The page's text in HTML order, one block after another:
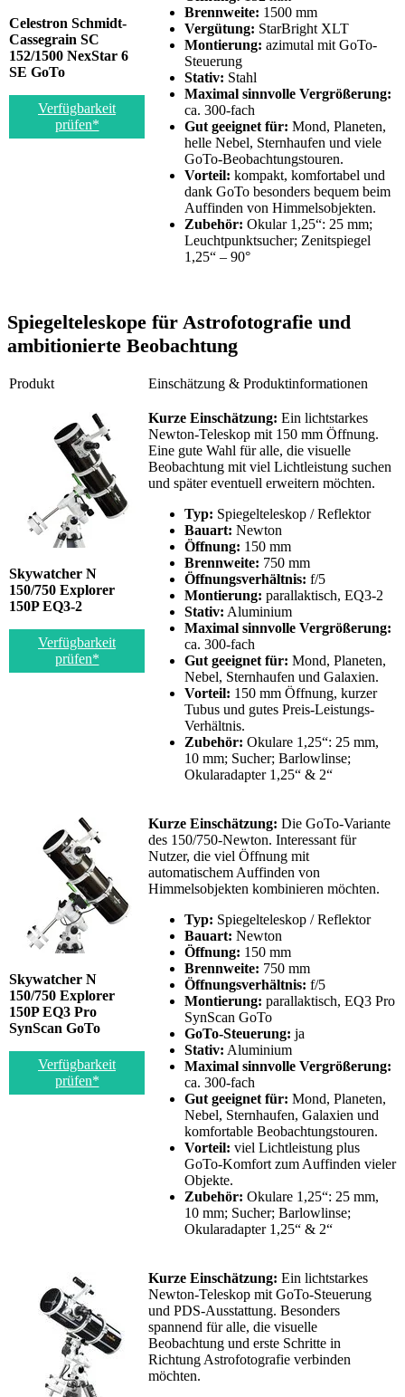
Celestron Schmidt-
Cassegrain SC
152/1500 NexStar 6
SE GoTo
Verfügbarkeit
prüfen*
Brennweite: 1500 mm
Vergütung: StarBright XLT
Montierung: azimutal mit GoTo-
Steuerung
Stativ: Stahl
Maximal sinnvolle Vergrößerung:
ca. 300-fach
Gut geeignet für: Mond, Planeten,
helle Nebel, Sternhaufen und viele
GoTo-Beobachtungstouren.
Vorteil: kompakt, komfortabel und
dank GoTo besonders bequem beim
Auffinden von Himmelsobjekten.
Zubehör: Okular 1,25“: 25 mm;
Leuchtpunktsucher; Zenitspiegel
1,25“ – 90°
Spiegelteleskope für Astrofotografie und
ambitionierte Beobachtung
Produkt Einschätzung & Produktinformationen
Skywatcher N
150/750 Explorer
150P EQ3-2
Verfügbarkeit
prüfen*
Kurze Einschätzung: Ein lichtstarkes
Newton-Teleskop mit 150 mm Öffnung.
Eine gute Wahl für alle, die visuelle
Beobachtung mit viel Lichtleistung suchen
und später eventuell erweitern möchten.
Typ: Spiegelteleskop / Reflektor
Bauart: Newton
Öffnung: 150 mm
Brennweite: 750 mm
Öffnungsverhältnis: f/5
Montierung: parallaktisch, EQ3-2
Stativ: Aluminium
Maximal sinnvolle Vergrößerung:
ca. 300-fach
Gut geeignet für: Mond, Planeten,
Nebel, Sternhaufen und Galaxien.
Vorteil: 150 mm Öffnung, kurzer
Tubus und gutes Preis-Leistungs-
Verhältnis.
Zubehör: Okulare 1,25“: 25 mm,
10 mm; Sucher; Barlowlinse;
Okularadapter 1,25“ & 2“
Skywatcher N
150/750 Explorer
150P EQ3 Pro
SynScan GoTo
Verfügbarkeit
prüfen*
Kurze Einschätzung: Die GoTo-Variante
des 150/750-Newton. Interessant für
Nutzer, die viel Öffnung mit
automatischem Auffinden von
Himmelsobjekten kombinieren möchten.
Typ: Spiegelteleskop / Reflektor
Bauart: Newton
Öffnung: 150 mm
Brennweite: 750 mm
Öffnungsverhältnis: f/5
Montierung: parallaktisch, EQ3 Pro
SynScan GoTo
GoTo-Steuerung: ja
Stativ: Aluminium
Maximal sinnvolle Vergrößerung:
ca. 300-fach
Gut geeignet für: Mond, Planeten,
Nebel, Sternhaufen, Galaxien und
komfortable Beobachtungstouren.
Vorteil: viel Lichtleistung plus
GoTo-Komfort zum Auffinden vieler
Objekte.
Zubehör: Okulare 1,25“: 25 mm,
10 mm; Sucher; Barlowlinse;
Okularadapter 1,25“ & 2“
Kurze Einschätzung: Ein lichtstarkes
Newton-Teleskop mit GoTo-Steuerung
und PDS-Ausstattung. Besonders
spannend für alle, die visuelle
Beobachtung und erste Schritte in
Richtung Astrofotografie verbinden
möchten.